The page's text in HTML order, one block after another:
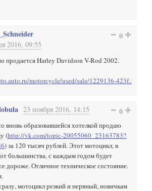
2016, 09:55
0
продается Harley Davidson V-Rod 2002.
motorcycle/used/sale/1229136-423f..
23 ноября 2016, 14:15 0
вновь образовавшейся хотелкой продаю
(http://vk.com/topic-20055060_23163783?
) за 120 тысяч рублей. Этот мотоцикл, в
большинства, с каждым годом будет
дороже. Отличное техническое состояние.
мотоцикл резкий и нервный, новичкам